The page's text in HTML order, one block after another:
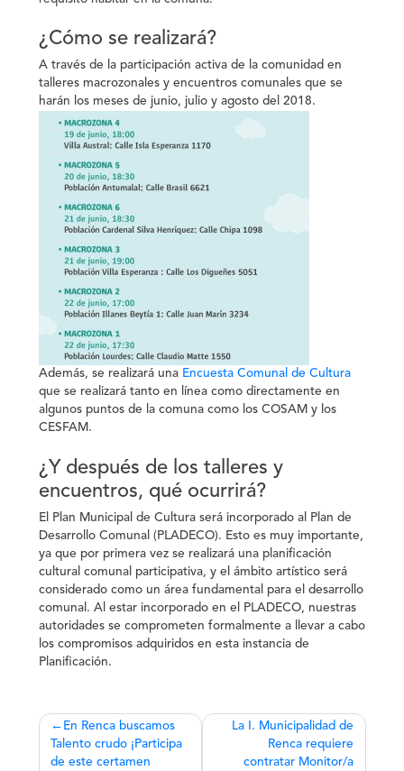
¿Cómo se realizará?
A través de la participación activa de la comunidad en
talleres macrozonalesy encuentros comunales que se
harán los meses de junio, julio y agosto del 2018.
Además, se realizará una Encuesta Comunal de Cultura
que se realizará tanto en línea como directamente en
algunos puntos de la comuna como los COSAM y los
CESFAM.
¿Y después de los talleres y
encuentros, qué ocurrirá?
El Plan Municipal de Cultura será incorporado al Plan de
Desarrollo Comunal (PLADECO). Esto es muy importante,
ya que por primera vez se realizará una planificación
cultural comunal participativa, y el ámbito artístico será
considerado como un área fundamental para el desarrollo
comunal. Al estar incorporado en el PLADECO, nuestras
autoridades se comprometen formalmente a llevar a cabo
los compromisos adquiridos en esta instancia de
Planificación.
Navegación
de
En Renca buscamos
Talento crudo ¡Participa
de este certamen
La I. Municipalidad de
Renca requiere
contratar Monitor/a